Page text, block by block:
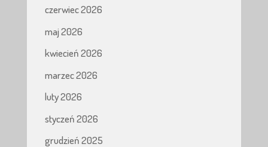
czerwiec 2026
maj 2026
kwiecień 2026
marzec 2026
luty 2026
styczeń 2026
grudzień 2025